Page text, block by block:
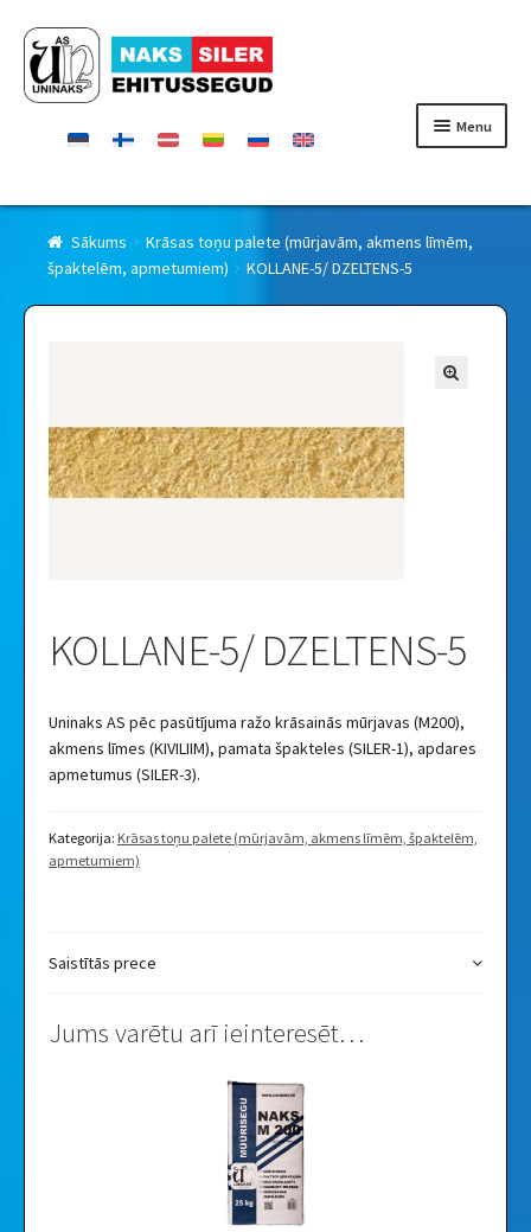
Skip
to
navigation
Skip
to
content
Menu
Sākums
Produkcija
Uninaks produkcijas tirgotāji Latvijā
Galerija
Sākums
Krāsas toņu palete (mūrjavām, akmens līmēm,
špaktelēm, apmetumiem)
KOLLANE-5/ DZELTENS-5
KOLLANE-5/ DZELTENS-5
Uninaks AS pēc pasūtījuma ražo krāsainās mūrjavas (M200),
akmens līmes (KIVILIIM), pamata špakteles (SILER-1), apdares
apmetumus (SILER-3).
Kategorija: Krāsas toņu palete (mūrjavām, akmens līmēm, špaktelēm,
apmetumiem)
Saistītās prece
Jums varētu arī ieinteresēt…